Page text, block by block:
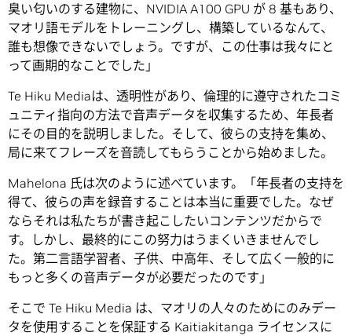
臭い匂いのする建物に、NVIDIA A100 GPU が 8 基もあり、
マオリ語モデルをトレーニングし、構築しているなんて、
誰も想像できないでしょう。ですが、この仕事は我々にと
って画期的なことでした」
Te Hiku Mediaは、透明性があり、倫理的に遵守されたコミ
ュニティ指向の方法で音声データを収集するため、年長者
にその目的を説明しました。そして、彼らの支持を集め、
局に来てフレーズを音読してもらうことから始めました。
Mahelona 氏は次のように述べています。「年長者の支持を
得て、彼らの声を録音することは本当に重要でした。なぜ
ならそれは私たちが書き起こしたいコンテンツだからで
す。しかし、最終的にこの努力はうまくいきませんでし
た。第二言語学習者、子供、中高年、そして広く一般的に
もっと多くの音声データが必要だったのです」
そこで Te Hiku Media は、マオリの人々のためにのみデー
タを使用することを保証する Kaitiakitanga ライセンスに